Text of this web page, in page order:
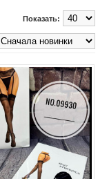
Показать: